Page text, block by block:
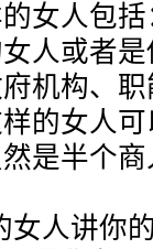
女人包
人或者
机构、
的女人
是半个
女人讲你